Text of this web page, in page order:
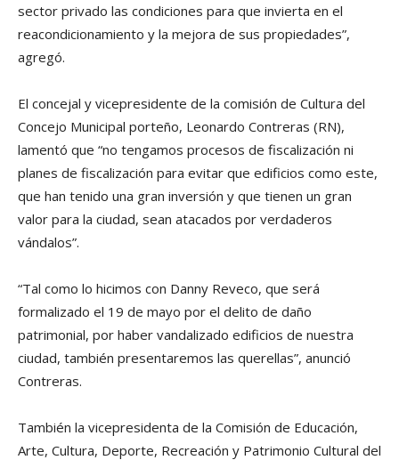
sector privado las condiciones para que invierta en el
reacondicionamiento y la mejora de sus propiedades”,
agregó.
El concejal y vicepresidente de la comisión de Cultura del
Concejo Municipal porteño, Leonardo Contreras (RN),
lamentó que “no tengamos procesos de fiscalización ni
planes de fiscalización para evitar que edificios como este,
que han tenido una gran inversión y que tienen un gran
valor para la ciudad, sean atacados por verdaderos
vándalos”.
“Tal como lo hicimos con Danny Reveco, que será
formalizado el 19 de mayo por el delito de daño
patrimonial, por haber vandalizado edificios de nuestra
ciudad, también presentaremos las querellas”, anunció
Contreras.
También la vicepresidenta de la Comisión de Educación,
Arte, Cultura, Deporte, Recreación y Patrimonio Cultural del